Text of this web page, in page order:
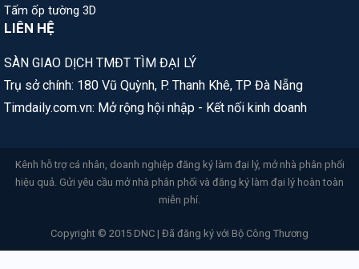
Tấm ốp tường 3D
LIÊN HỆ
SÀN GIAO DỊCH TMĐT TÌM ĐẠI LÝ
Trụ sở chính: 180 Vũ Quỳnh, P. Thanh Khê, TP Đà Nẵng
Timdaily.com.vn: Mở rộng hội nhập - Kết nối kinh doanh
Kênh hỗ trợ cá nhân, doanh nghiệp đăng ký làm đại lý, mở nhà phân phối
hiệu quả. Gửi yêu cầu mở nhà phân phối và đăng ký làm đại lý hoàn toàn
miễn phí.
Copyright © 2015 DNC | Đã đăng ký với Bộ Công Thương